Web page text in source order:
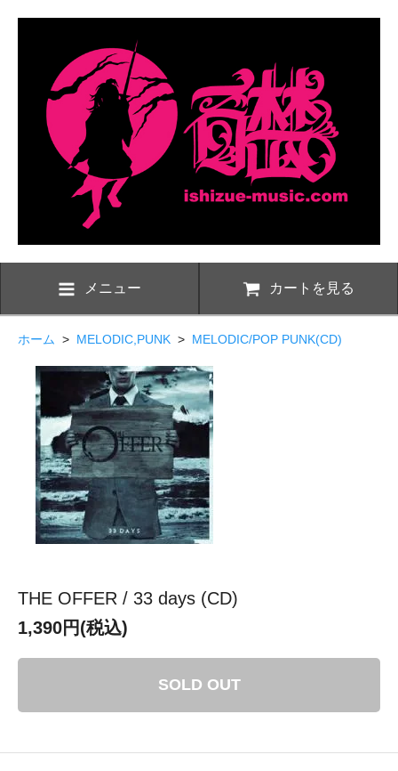
メニュー カートを見る
ホーム > MELODIC,PUNK > MELODIC/POP PUNK(CD)
THE OFFER / 33 days (CD)
1,390円(税込)
SOLD OUT